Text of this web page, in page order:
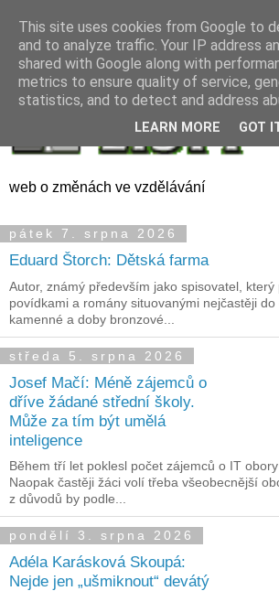
web o změnách ve vzdělávání
pátek 7. srpna 2026
Eduard Štorch: Dětská farma
Autor, známý především jako spisovatel, který
povídkami a romány situovanými nejčastěji
kamenné a doby bronzové...
středa 5. srpna 2026
Josef Mačí: Méně zájemců o
dříve žádané střední školy.
Může za tím být umělá
inteligence
Během tří let poklesl počet zájemců o IT
Naopak častěji žáci volí třeba všeobecnější
z důvodů by podle...
pondělí 3. srpna 2026
Adéla Karásková Skoupá:
Nejde jen „ušmiknout“ devátý
This site uses cookies from Google to
and to analyze traffic. Your IP address
shared with Google along with
metrics to ensure quality of service,
statistics, and to detect and address
LEARN MORE GOT